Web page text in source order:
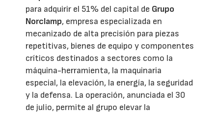
para adquirir el 51% del capital de Grupo
Norclamp, empresa especializada en
mecanizado de alta precisión para piezas
repetitivas, bienes de equipo y componentes
críticos destinados a sectores como la
máquina-herramienta, la maquinaria
especial, la elevación, la energía, la seguridad
y la defensa. La operación, anunciada el 30
de julio, permite al grupo elevar la